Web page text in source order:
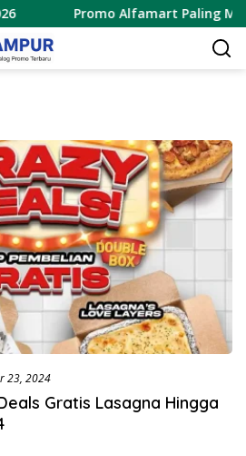
Promo Alfamart Paling
23, 2024
Gratis Lasagna Hingga